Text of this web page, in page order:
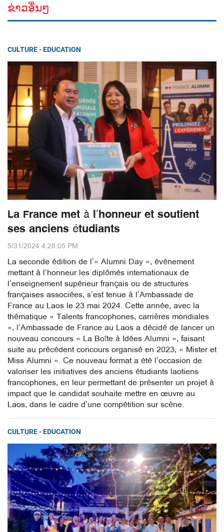
ຂ່າວອື່ນໆ
CULTURE - EDUCATION
La France met à l’honneur et soutient
ses anciens étudiants
5/31/2024 4:28:05 PM
La seconde édition de l’« Alumni Day », événement
mettant à l’honneur les diplômés internationaux de
l’enseignement supérieur français ou de structures
françaises associées, s’est tenue à l’Ambassade de
France au Laos le 23 mai 2024. Cette année, avec la
thématique « Talents francophones, carrières mondiales
», l’Ambassade de France au Laos a décidé de lancer un
nouveau concours « La Boîte à Idées Alumni », faisant
suite au précédent concours organisé en 2023, « Mister et
Miss Alumni ». Ce nouveau format a été l’occasion de
valoriser les initiatives des anciens étudiants laotiens
francophones, en leur permettant de présenter un projet à
impact que le candidat souhaite mettre en œuvre au
Laos, dans le cadre d’une compétition sur scène.
CULTURE - EDUCATION